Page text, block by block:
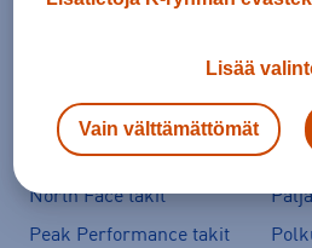
Juoksuvyöt
Maastopyörä
New Balance 530
North Face takit
Peak Performance takit
Lisää
Vain välttämättömät